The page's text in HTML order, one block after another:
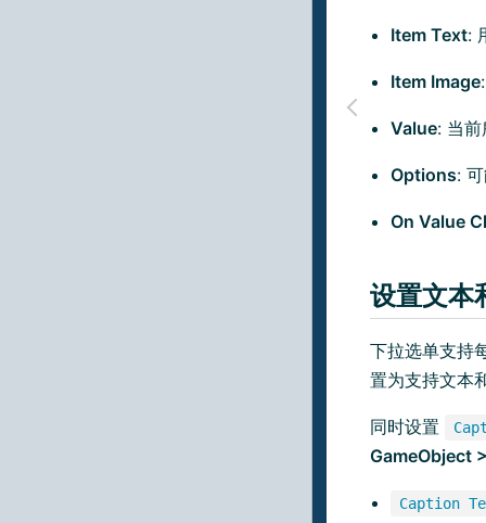
Item Text:
Item Image
Value: 当前
Options:
On Value
设置文本
下拉选单支持
置为支持文本
同时设置
GameObject
Caption